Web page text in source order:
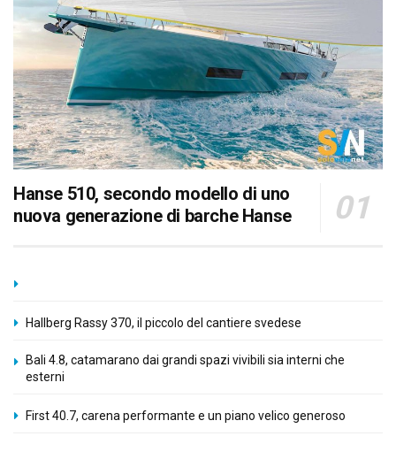
Hanse 510, secondo modello di uno
nuova generazione di barche Hanse
Hallberg Rassy 370, il piccolo del cantiere svedese
Bali 4.8, catamarano dai grandi spazi vivibili sia interni che
esterni
First 40.7, carena performante e un piano velico generoso